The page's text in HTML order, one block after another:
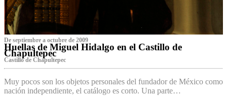
De septiembre a octubre de 2009
Huellas de Miguel Hidalgo en el Castillo de
Chapultepec
Castillo de Chapultepec
Muy pocos son los objetos personales del fundador de México como
nación independiente, el catálogo es corto. Una parte…